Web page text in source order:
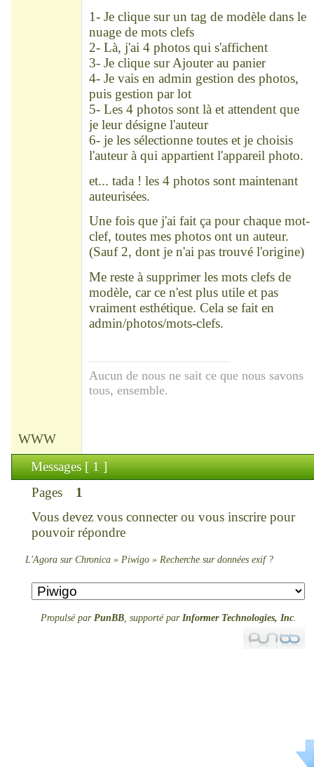
1- Je clique sur un tag de modèle dans le
nuage de mots clefs
2- Là, j'ai 4 photos qui s'affichent
3- Je clique sur Ajouter au panier
4- Je vais en admin gestion des photos,
puis gestion par lot
5- Les 4 photos sont là et attendent que
je leur désigne l'auteur
6- je les sélectionne toutes et je choisis
l'auteur à qui appartient l'appareil photo.
et... tada ! les 4 photos sont maintenant
auteurisées.
Une fois que j'ai fait ça pour chaque mot-
clef, toutes mes photos ont un auteur.
(Sauf 2, dont je n'ai pas trouvé l'origine)
Me reste à supprimer les mots clefs de
modèle, car ce n'est plus utile et pas
vraiment esthétique. Cela se fait en
admin/photos/mots-clefs.
Aucun de nous ne sait ce que nous savons
tous, ensemble.
WWW
Messages [ 1 ]
Pages
1
Vous devez vous connecterou vous inscrirepour
pouvoir répondre
L'Agora sur Chronica » Piwigo » Recherche sur données exif ?
Propulsé parPunBB, supporté parInformer Technologies, Inc.